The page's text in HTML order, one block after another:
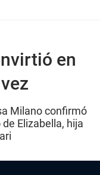
en
Milano confirmó
Elizabella, hija